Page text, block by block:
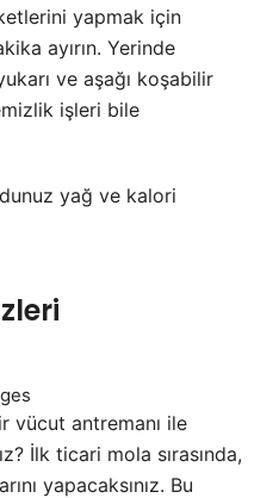
yapmak için
ayırın. Yerinde
ve aşağı koşabilir
işleri bile
yağ ve kalori
vücut antremanı ile
İlk ticari mola sırasında,
yapacaksınız. Bu